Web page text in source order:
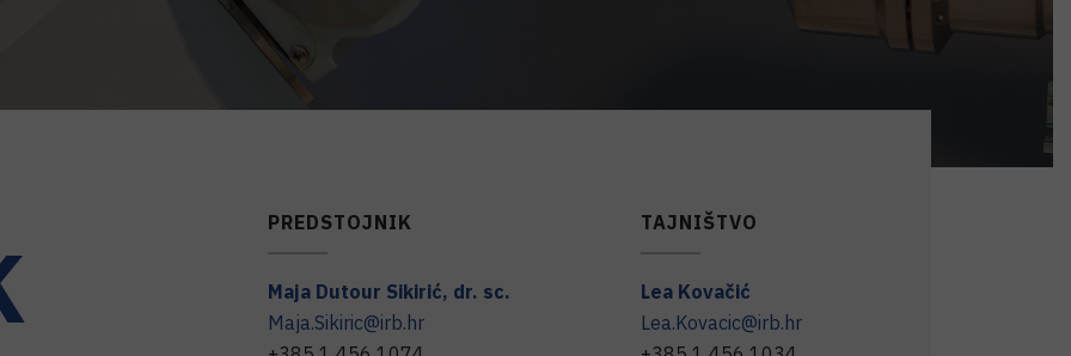
PREDSTOJNIK
Maja Dutour Sikirić, dr. sc.
Maja.Sikiric@irb.hr
TAJNIŠTVO
Lea Kovačić
Lea.Kovacic@irb.hr